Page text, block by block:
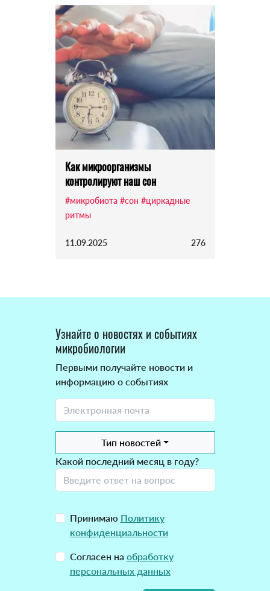
Как микроорганизмы
контролируют наш сон
#микробиота #сон #циркадные
ритмы
11.09.2025 276
Узнайте о новостях и событиях
микробиологии
Первыми получайте новости и
информацию о событиях
Тип новостей
Какой последний месяц в году?
Принимаю Политику
конфиденциальности
Согласен на обработку
персональных данных